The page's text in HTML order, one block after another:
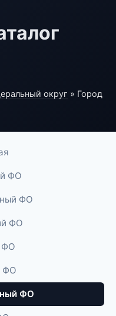
округ » Город
ФО
ФО
ФО
ФО
ФО
ФО